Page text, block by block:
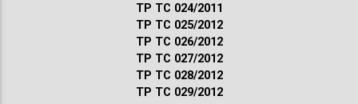
ТР ТС 024/2011
ТР ТС 025/2012
ТР ТС 026/2012
ТР ТС 027/2012
ТР ТС 028/2012
ТР ТС 029/2012